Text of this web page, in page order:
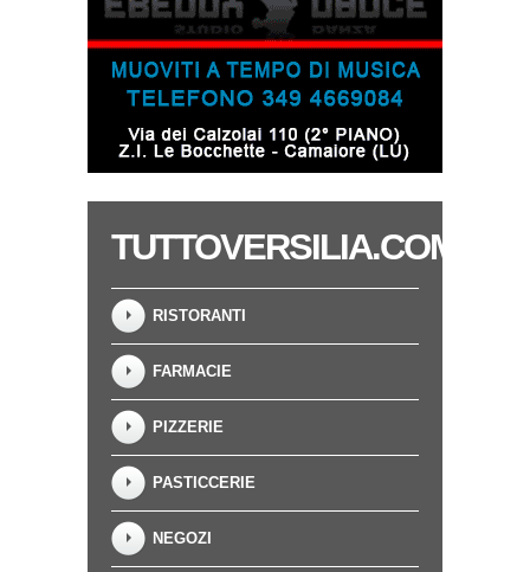
TUTTOVERSILIA.COM
RISTORANTI
FARMACIE
PIZZERIE
PASTICCERIE
NEGOZI